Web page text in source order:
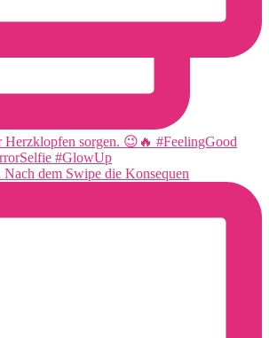
dem Swipe die Konsequen